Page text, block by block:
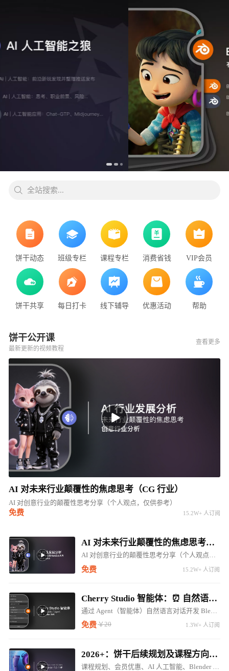
全站搜索...
饼干动态 班级专栏 课程专栏 消费省钱 VIP会员
饼干共享 每日打卡 线下辅导 优惠活动 帮助
饼干公开课
最新更新的视频教程
查看更多
AI 对未来行业颠覆性的焦虑思考（CG 行业）
AI 对创意行业的颠覆性思考分享（个人观点，仅供参考）
免费 15.2W+ 人订阅
AI 对未来行业颠覆性的焦虑思考（CG 行业）
AI 对创意行业的颠覆性思考分享（个人观点，仅供参考）
免费 15.2W+ 人订阅
Cherry Studio 智能体：⏰ 自然语言对话开发 Blender LLM 插件 ⚠️⚠️⚠️
通过 Agent（智能体）自然语言对话开发 Blender 调用 LM Studio 对话插件
免费￥20 1.3W+ 人订阅
2026+：饼干后续规划及课程方向调整（内含惊喜内容...）
课程规划、会员优惠、AI 人工智能、Blender 5.0